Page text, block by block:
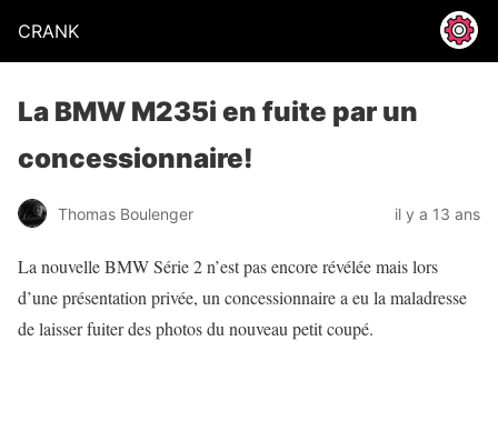
CRANK
La BMW M235i en fuite par un
concessionnaire!
Thomas Boulenger il y a 13 ans
La nouvelle BMW Série 2 n’est pas encore révélée mais lors
d’une présentation privée, un concessionnaire a eu la maladresse
de laisser fuiter des photos du nouveau petit coupé.